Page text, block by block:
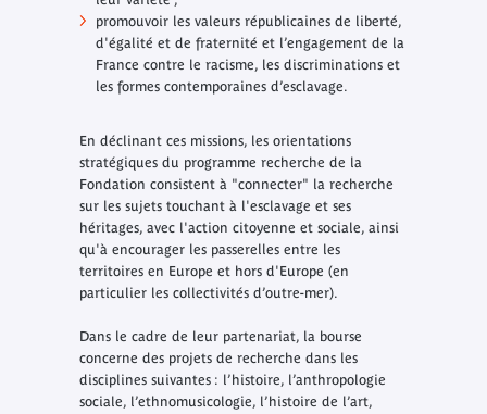
promouvoir les valeurs républicaines de liberté,
d'égalité et de fraternité et l’engagement de la
France contre le racisme, les discriminations et
les formes contemporaines d’esclavage.
En déclinant ces missions, les orientations
stratégiques du programme recherche de la
Fondation consistent à "connecter" la recherche
sur les sujets touchant à l'esclavage et ses
héritages, avec l'action citoyenne et sociale, ainsi
qu'à encourager les passerelles entre les
territoires en Europe et hors d'Europe (en
particulier les collectivités d’outre-mer).
Dans le cadre de leur partenariat, la bourse
concerne des projets de recherche dans les
disciplines suivantes : l’histoire, l’anthropologie
sociale, l’ethnomusicologie, l’histoire de l’art,